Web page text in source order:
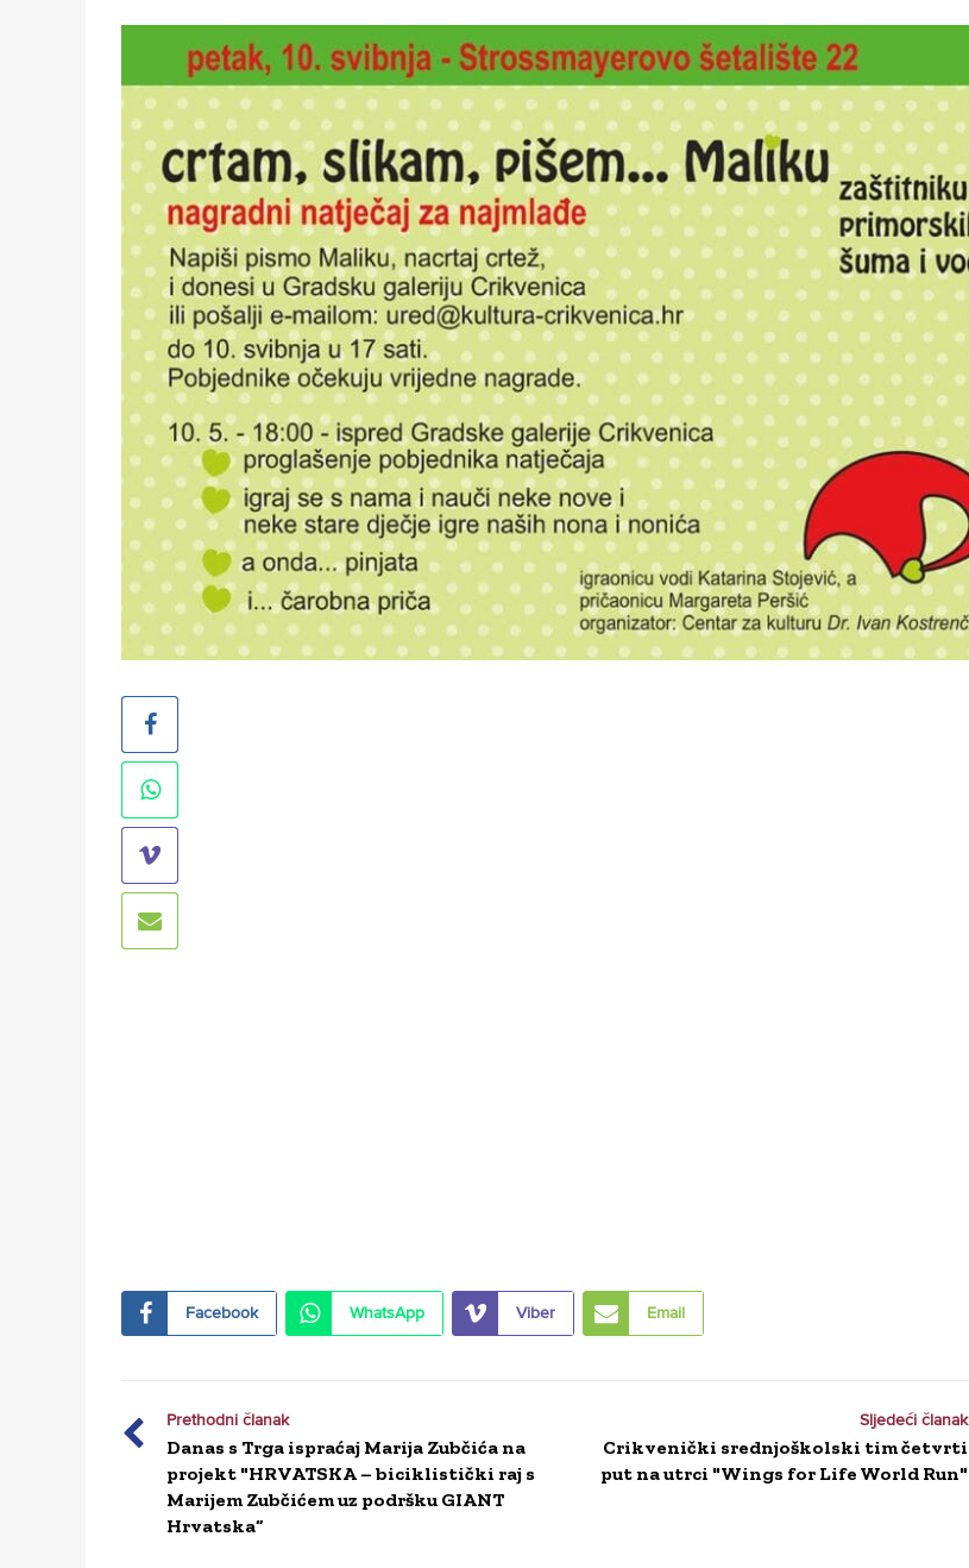
Facebook WhatsApp Viber Email
Prethodni članak
Danas s Trga ispraćaj Marija Zubčića na
projekt "HRVATSKA – biciklistički raj s
Marijem Zubčićem uz podršku GIANT
Hrvatska“
Sljedeći članak
Crikvenički srednjoškolski tim četvrti
put na utrci "Wings for Life World Run"